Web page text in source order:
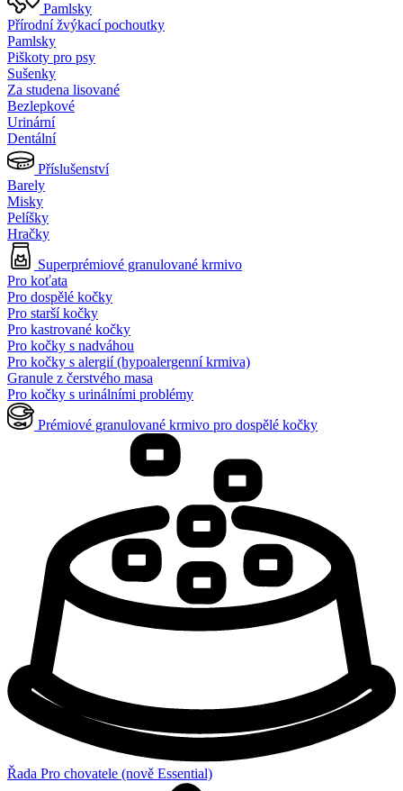
Pamlsky
Přírodní žvýkací pochoutky
Pamlsky
Piškoty pro psy
Sušenky
Za studena lisované
Bezlepkové
Urinární
Dentální
Příslušenství
Barely
Misky
Pelíšky
Hračky
Superprémiové granulované krmivo
Pro koťata
Pro dospělé kočky
Pro starší kočky
Pro kastrované kočky
Pro kočky s nadváhou
Pro kočky s alergií (hypoalergenní krmiva)
Granule z čerstvého masa
Pro kočky s urinálními problémy
Prémiové granulované krmivo pro dospělé kočky
Řada Pro chovatele (nově Essential)